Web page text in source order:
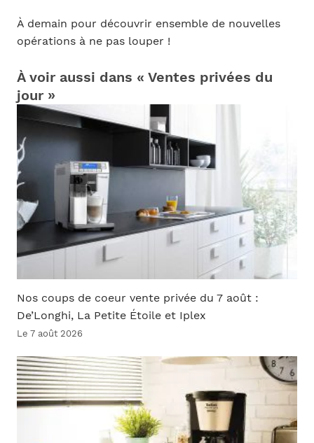
À demain pour découvrir ensemble de nouvelles
opérations à ne pas louper !
À voir aussi dans « Ventes privées du
jour »
Nos coups de coeur vente privée du 7 août :
De’Longhi, La Petite Étoile et Iplex
Le 7 août 2026